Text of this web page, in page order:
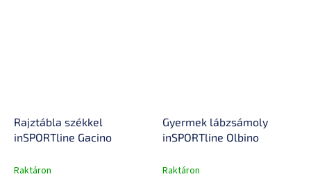
Rajztábla székkel
inSPORTline Gacino
Raktáron
Gyermek lábzsámoly
inSPORTline Olbino
Raktáron